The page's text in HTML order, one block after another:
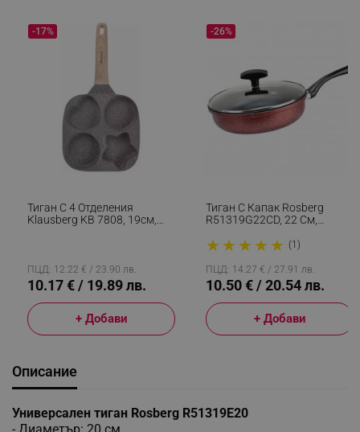
Тиган С 4 Отделения
Klausberg KB 7808, 19см,
-17%
ПЦД: 12.22 € / 23.90 лв.
10.17 € / 19.89 лв.
+ Добави
Тиган С Капак Rosberg
R51319G22CD, 22 См,
Покритие, Индукция, Бордо
Меланж
★ ★ ★ ★ ★ (1)
-26%
ПЦД: 14.27 € / 27.91 лв.
10.50 € / 20.54 лв.
+ Добави
Описание
Универсален тиган Rosberg R51319E20